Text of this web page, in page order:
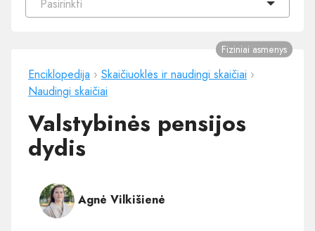
Pasirinkti
Enciklopedija › Skaičiuoklės ir naudingi skaičiai ›
Naudingi skaičiai
Valstybinės pensijos
dydis
Fiziniai asmenys
Agnė Vilkišienė